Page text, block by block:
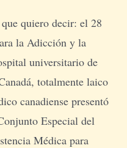
quiero decir: el 28
la Adicción y la
universitario de
totalmente laico
canadiense presentó
Especial del
Médica para